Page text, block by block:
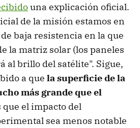
una explicación oficial.
de la misión estamos en
baja resistencia en la que
la matriz solar (los paneles
al brillo del satélite". Sigue,
a que la superficie de la
más grande que el
que el impacto del
sea menos notable